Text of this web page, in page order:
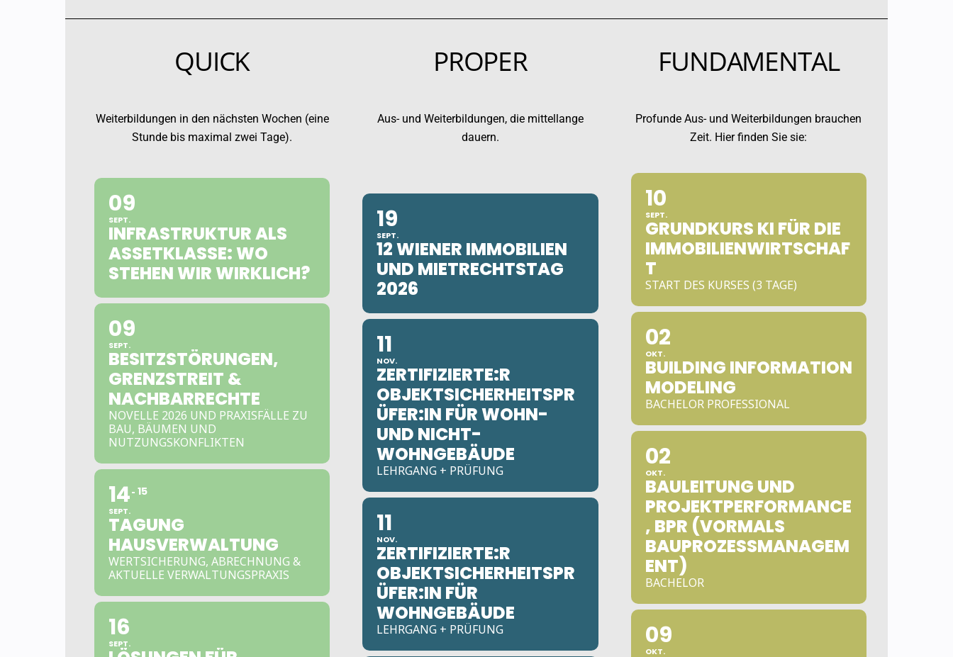
QUICK
Weiterbildungen in den nächsten Wochen (eine
Stunde bis maximal zwei Tage).
09
SEPT.
INFRASTRUKTUR ALS
ASSETKLASSE: WO
STEHEN WIR WIRKLICH?
09
SEPT.
BESITZSTÖRUNGEN,
GRENZSTREIT &
NACHBARRECHTE
NOVELLE 2026 UND PRAXISFÄLLE ZU
BAU, BÄUMEN UND
NUTZUNGSKONFLIKTEN
14
SEPT.
15
TAGUNG
HAUSVERWALTUNG
WERTSICHERUNG, ABRECHNUNG &
AKTUELLE VERWALTUNGSPRAXIS
16
SEPT.
PROPER
Aus- und Weiterbildungen, die mittellange
dauern.
19
SEPT.
12 WIENER IMMOBILIEN
UND MIETRECHTSTAG
2026
11
NOV.
ZERTIFIZIERTE:R
OBJEKTSICHERHEITSPR
ÜFER:IN FÜR WOHN-
UND NICHT-
WOHNGEBÄUDE
LEHRGANG + PRÜFUNG
11
NOV.
ZERTIFIZIERTE:R
OBJEKTSICHERHEITSPR
ÜFER:IN FÜR
WOHNGEBÄUDE
LEHRGANG + PRÜFUNG
FUNDAMENTAL
Profunde Aus- und Weiterbildungen brauchen
Zeit. Hier finden Sie sie:
10
SEPT.
GRUNDKURS KI FÜR DIE
IMMOBILIENWIRTSCHAF
T
START DES KURSES (3 TAGE)
02
OKT.
BUILDING INFORMATION
MODELING
BACHELOR PROFESSIONAL
02
OKT.
BAULEITUNG UND
PROJEKTPERFORMANCE
, BPR (VORMALS
BAUPROZESSMANAGEM
ENT)
BACHELOR
09
OKT.